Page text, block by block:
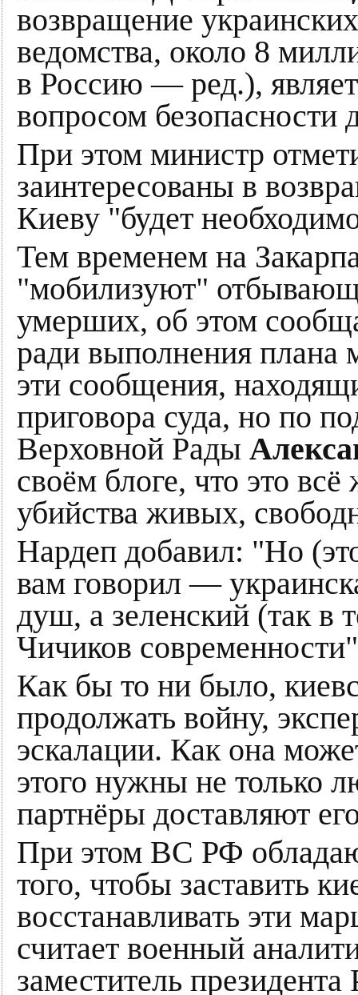
возвращение
ведомства, около 8
в Россию — ред.),
вопросом безопасности
При этом министр
заинтересованы в
Киеву "будет
Тем временем на
"мобилизуют"
умерших, об этом
ради выполнения плана
эти сообщения,
приговора суда, но по
Верховной Рады
своём блоге, что это
убийства живых,
Нардеп добавил: "Но
вам говорил —
душ, а зеленский (так в
Чичиков
Как бы то ни было,
продолжать войну,
эскалации. Как она
этого нужны не только
партнёры доставляют
При этом ВС РФ
того, чтобы заставить
восстанавливать эти
считает военный
заместитель